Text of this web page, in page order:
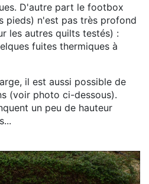
D'autre part le footbox
pieds) n'est pas très profond
les autres quilts testés) :
fuites thermiques à
il est aussi possible de
(voir photo ci-dessous).
un peu de hauteur